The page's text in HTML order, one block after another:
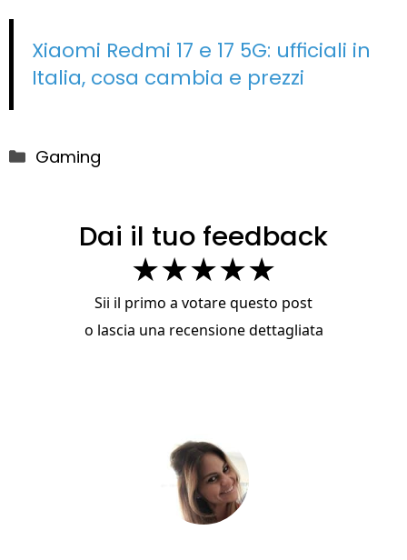
Xiaomi Redmi 17 e 17 5G: ufficiali in
Italia, cosa cambia e prezzi
Categorie
Gaming
Dai il tuo feedback
★★★★★
Sii il primo a votare questo post
o lascia una recensione dettagliata